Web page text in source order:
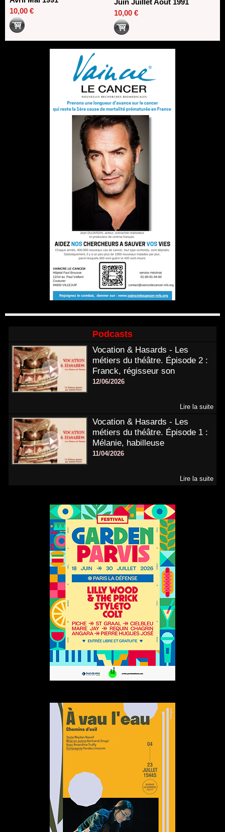
10,00 €
Juin Juillet Août 1991
10,00 €
Podcasts
Vocation & Hasards - Les
métiers du théâtre. Épisode 2 :
Franck, régisseur son
12/06/2026
Lire la suite
Vocation & Hasards - Les
métiers du théâtre. Épisode 1 :
Mélanie, habilleuse
11/04/2026
Lire la suite